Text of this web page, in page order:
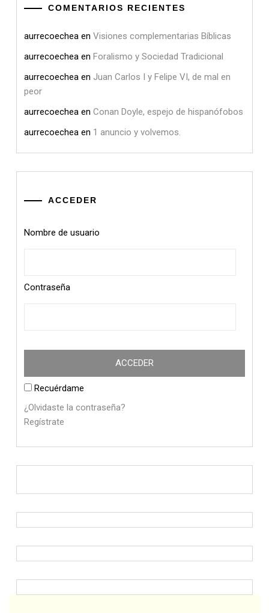
COMENTARIOS RECIENTES
aurrecoechea en Visiones complementarias Bíblicas
aurrecoechea en Foralismo y Sociedad Tradicional
aurrecoechea en Juan Carlos I y Felipe VI, de mal en
peor
aurrecoechea en Conan Doyle, espejo de hispanófobos
aurrecoechea en 1 anuncio y volvemos.
ACCEDER
Nombre de usuario
Contraseña
Recuérdame
¿Olvidaste la contraseña?
Regístrate